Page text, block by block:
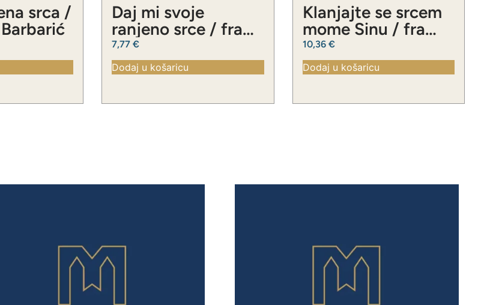
srca /
Daj mi svoje
ranjeno srce / fra
Slavko Barbarić
7,77 €
Dodaj u košaricu
Klanjajte se srcem
mome Sinu / fra
Slavko Barbarić
10,36 €
Dodaj u košaricu